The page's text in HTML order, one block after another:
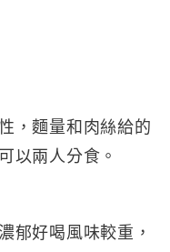
，麵量和肉絲給的
以兩人分食。
郁好喝風味較重，